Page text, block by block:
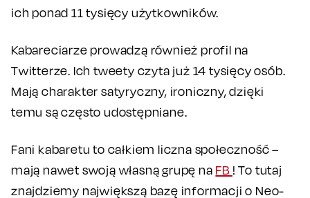
ich ponad 11 tysięcy użytkowników.
Kabareciarze prowadzą również profil na
Twitterze. Ich tweety czyta już 14 tysięcy osób.
Mają charakter satyryczny, ironiczny, dzięki
temu są często udostępniane.
Fani kabaretu to całkiem liczna społeczność –
mają nawet swoją własną grupę na FB ! To tutaj
znajdziemy największą bazę informacji o Neo-